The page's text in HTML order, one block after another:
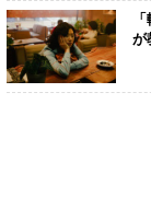
が